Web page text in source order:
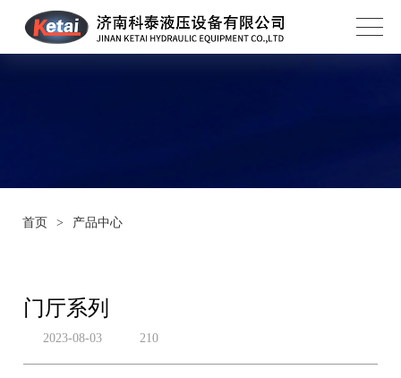
首页 > 产品中心
门厅系列
2023-08-03 210